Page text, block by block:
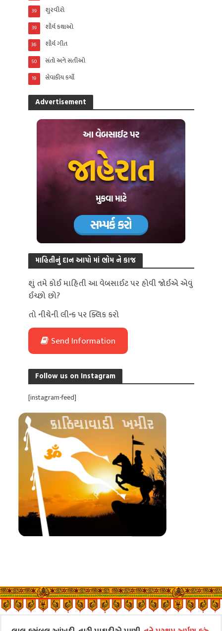
શુરવીરો
39
શૌર્ય કથાઓ
39
શૌર્ય ગીત
36
સંતો અને સતીઓ
50
સેવાકીય કર્યો
19
Advertisement
માહિતીનું દાન આપો માં ભોમ ને કાજ
શું તમે કોઈ માહિતી આ વેબસાઈટ પર હોવી જોઈએ એવું
ઈચ્છો છો?
તો નીચેની લીન્ક પર ક્લિક કરો
Send Information
Follow us on Instagram
[instagram-feed]